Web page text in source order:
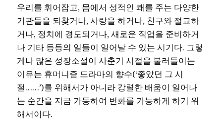
우리를 휘어잡고, 몸에서 성적인 쾌를 주는 다양한
기관들을 되찾거나, 사랑을 하거나, 친구와 절교하
거나, 정치에 경도되거나, 새로운 직업을 준비하거
나 기타 등등의 일들이 일어날 수 있는 시기다. 그렇
게나 많은 성장소설이 사춘기 시절을 불러들이는
이유는 휴머니즘 드라마의 향수(‘좋았던 그 시
절……’)를 위해서가 아니라 강렬한 배움이 일어나
는 순간을 지금 가동하여 변화를 가능하게 하기 위
해서이다.